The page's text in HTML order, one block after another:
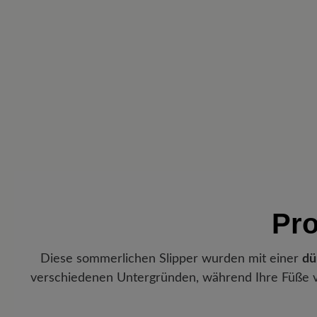
Diese sommerlichen Slipper wurden mit einer
verschiedenen Untergründen, während Ihre